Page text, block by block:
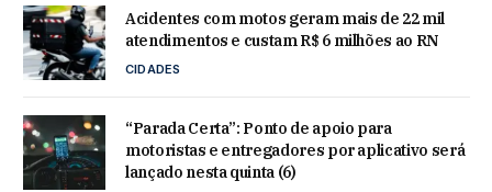
Acidentes com motos geram mais de 22 mil
atendimentos e custam R$ 6 milhões ao RN
CIDADES
“Parada Certa”: Ponto de apoio para
motoristas e entregadores por aplicativo será
lançado nesta quinta (6)